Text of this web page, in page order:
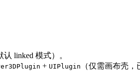
认 linked 模式）。
+ UIPlugin
（仅需画布壳